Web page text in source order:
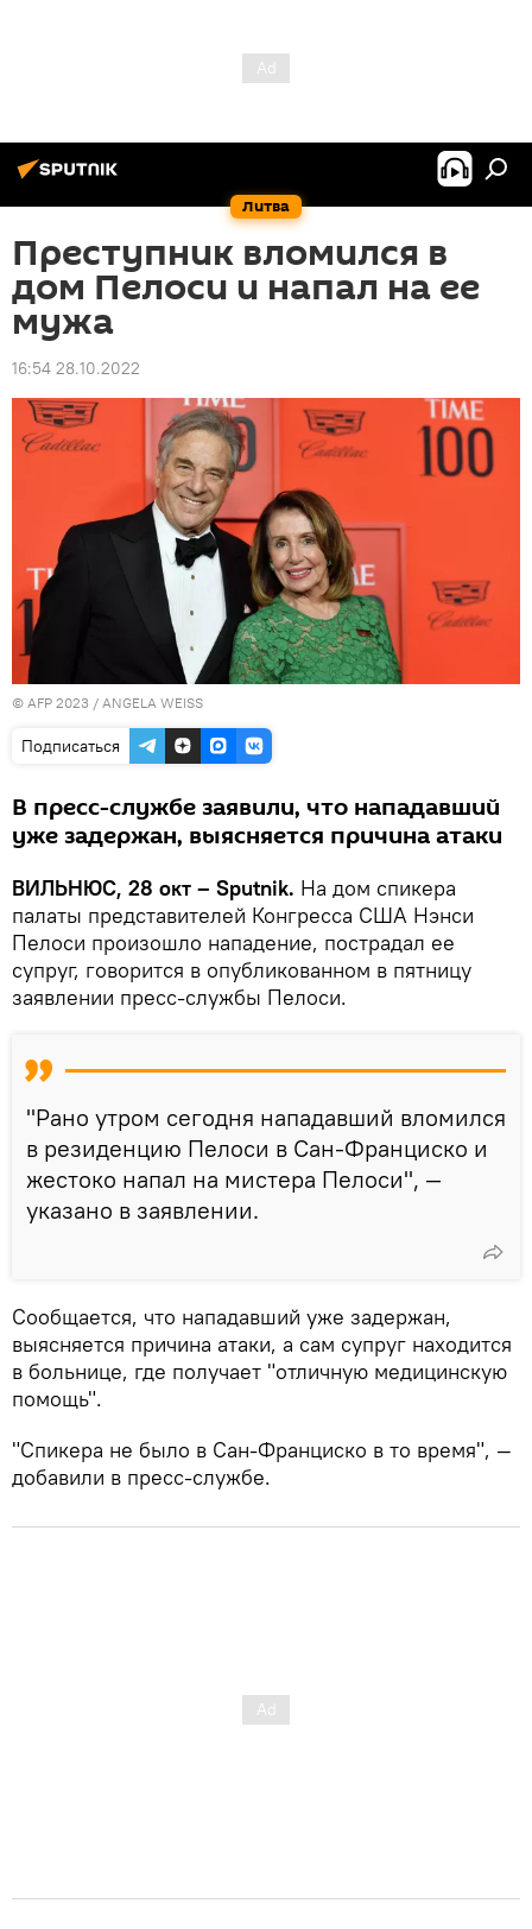
Литва
Преступник вломился в
дом Пелоси и напал на ее
мужа
16:54 28.10.2022
© AFP 2023 / ANGELA WEISS
Подписаться
В пресс-службе заявили, что нападавший
уже задержан, выясняется причина атаки
ВИЛЬНЮС, 28 окт – Sputnik. На дом спикера
палаты представителей Конгресса США Нэнси
Пелоси произошло нападение, пострадал ее
супруг, говорится в опубликованном в пятницу
заявлении пресс-службы Пелоси.
"Рано утром сегодня нападавший вломился
в резиденцию Пелоси в Сан-Франциско и
жестоко напал на мистера Пелоси", —
указано в заявлении.
Сообщается, что нападавший уже задержан,
выясняется причина атаки, а сам супруг находится
в больнице, где получает "отличную медицинскую
помощь".
"Спикера не было в Сан-Франциско в то время", —
добавили в пресс-службе.